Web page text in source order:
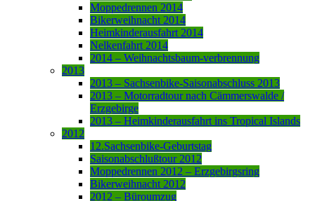
Moppedrennen 2014
Bikerweihnacht 2014
Heimkinderausfahrt 2014
Nelkenfahrt 2014
2014 – Weihnachtsbaum-verbrennung
2013
2013 – Sachsenbike-Saisonabschluss 2013
2013 – Motorradtour nach Cämmerswalde /
Erzgebirge
2013 – Heimkinderausfahrt ins Tropical Islands
2012
12.Sachsenbike-Geburtstag
Saisonabschlußtour 2012
Moppedrennen 2012 – Erzgebirgsring
Bikerweihnacht 2012
2012 – Büroumzug